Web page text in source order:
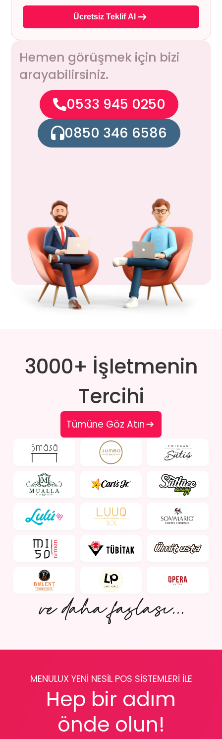
Ücretsiz Teklif Al
Hemen görüşmek için bizi
arayabilirsiniz.
0533 945 0250
0850 346 6586
3000+ İşletmenin
Tercihi
Tümüne Göz Atın
MENULUX YENİ NESİL POS SİSTEMLERİ İLE
Hep bir adım
önde olun!